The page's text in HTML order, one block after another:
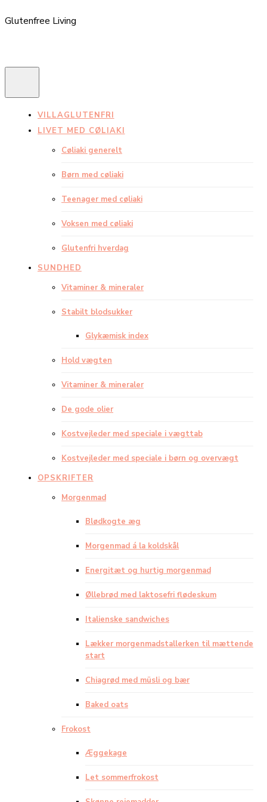
Glutenfree Living
VILLAGLUTENFRI
LIVET MED CØLIAKI
Cøliaki generelt
Børn med cøliaki
Teenager med cøliaki
Voksen med cøliaki
Glutenfri hverdag
SUNDHED
Vitaminer & mineraler
Stabilt blodsukker
Glykæmisk index
Hold vægten
Vitaminer & mineraler
De gode olier
Kostvejleder med speciale i vægttab
Kostvejleder med speciale i børn og overvægt
OPSKRIFTER
Morgenmad
Blødkogte æg
Morgenmad á la koldskål
Energitæt og hurtig morgenmad
Øllebrød med laktosefri flødeskum
Italienske sandwiches
Lækker morgenmadstallerken til mættende
start
Chiagrød med müsli og bær
Baked oats
Frokost
Æggekage
Let sommerfrokost